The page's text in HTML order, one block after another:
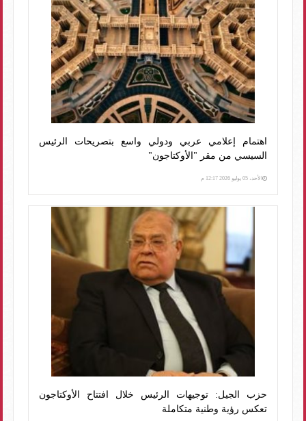
اهتمام إعلامي عربي ودولي واسع بتصريحات الرئيس
السيسي من مقر "الأوكتاجون"
الأحد، 05 يوليو 2026 12:17 م
حزب الجيل: توجيهات الرئيس خلال افتتاح الأوكتاجون
تعكس رؤية وطنية متكاملة